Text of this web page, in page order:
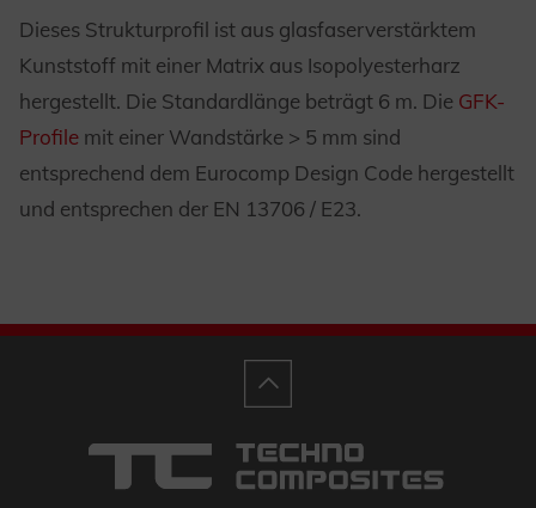
Dieses Strukturprofil ist aus glasfaserverstärktem
Kunststoff mit einer Matrix aus Isopolyesterharz
hergestellt. Die Standardlänge beträgt 6 m. Die GFK-
Profile mit einer Wandstärke > 5 mm sind
entsprechend dem Eurocomp Design Code hergestellt
und entsprechen der EN 13706 / E23.